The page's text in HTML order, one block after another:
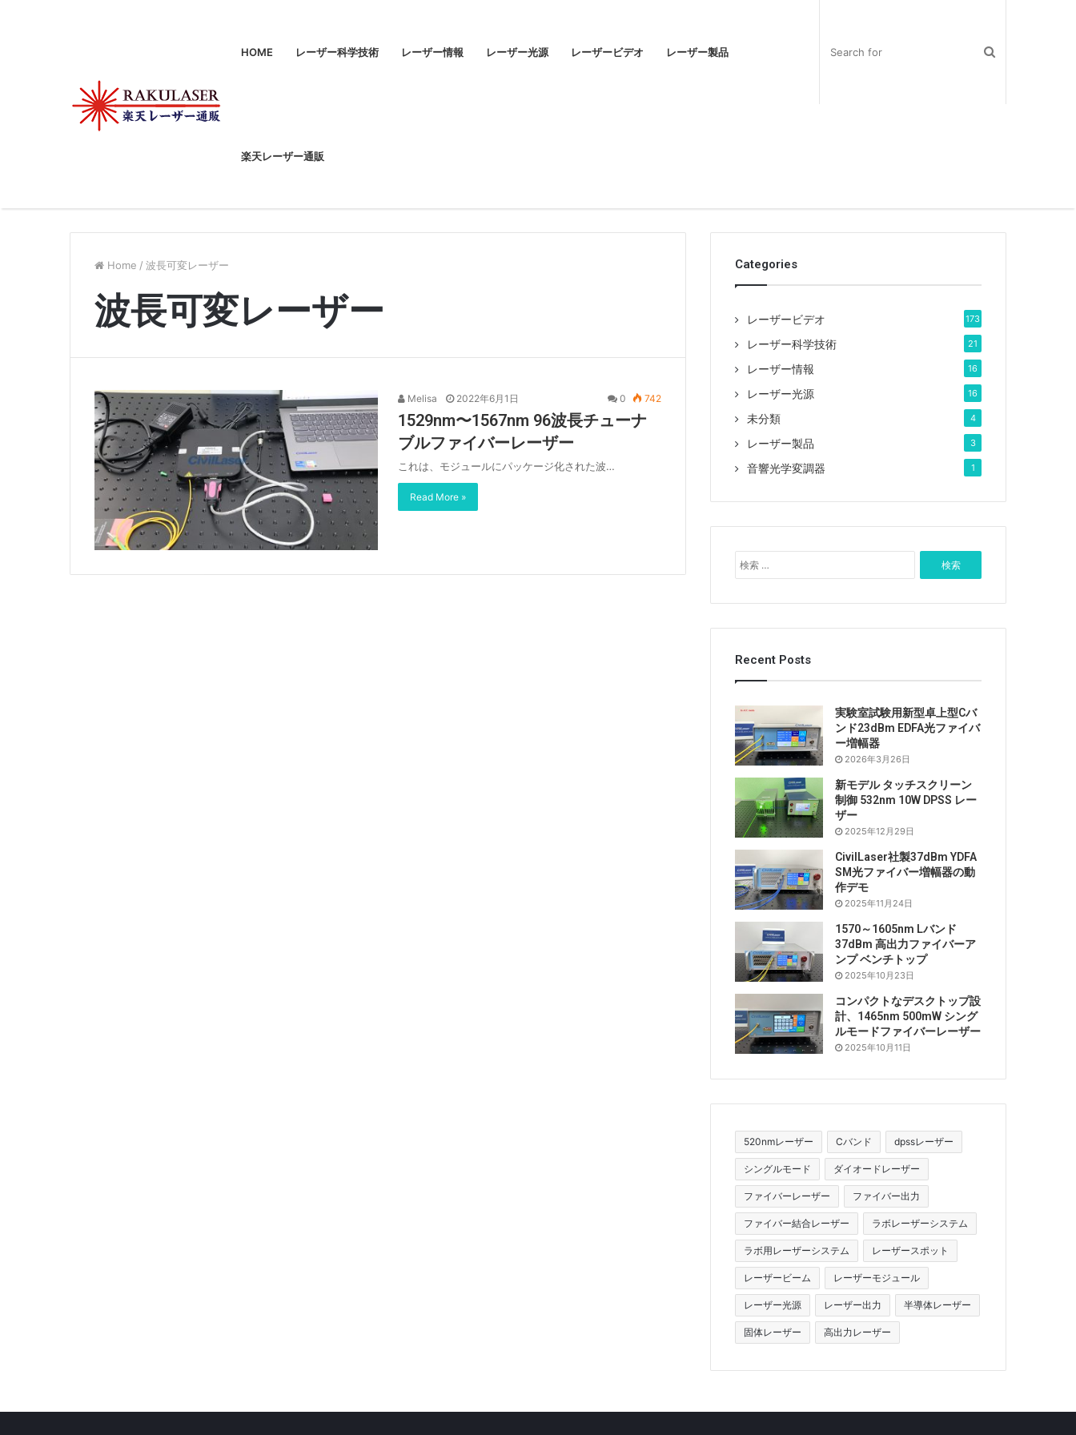
HOME レーザー科学技術 レーザー情報 レーザー光源 レーザービデオ レーザー製品
楽天レーザー通販
Home / 波長可変レーザー
波長可変レーザー
Melisa 2022年6月1日 0 742
1529nm〜1567nm 96波長チューナ
ブルファイバーレーザー
これは、モジュールにパッケージ化された波…
Read More »
Categories
レーザービデオ 173
レーザー科学技術 21
レーザー情報 16
レーザー光源 16
未分類 4
レーザー製品 3
音響光学変調器 1
索
Recent Posts
実験室試験用新型卓上型Cバ
ンド23dBm EDFA光ファイバ
ー増幅器
2026年3月26日
新モデル タッチスクリーン
制御 532nm 10W DPSS レー
ザー
2025年12月29日
CivilLaser社製37dBm YDFA
SM光ファイバー増幅器の動
作デモ
2025年11月24日
1570～1605nm Lバンド
37dBm 高出力ファイバーア
ンプ ベンチトップ
2025年10月23日
コンパクトなデスクトップ設
計、1465nm 500mW シング
ルモードファイバーレーザー
2025年10月11日
520nmレーザー Cバンド dpssレーザー
シングルモード ダイオードレーザー
ファイバーレーザー ファイバー出力
ファイバー結合レーザー ラボレーザーシステム
ラボ用レーザーシステム レーザースポット
レーザービーム レーザーモジュール
レーザー光源 レーザー出力 半導体レーザー
固体レーザー 高出力レーザー